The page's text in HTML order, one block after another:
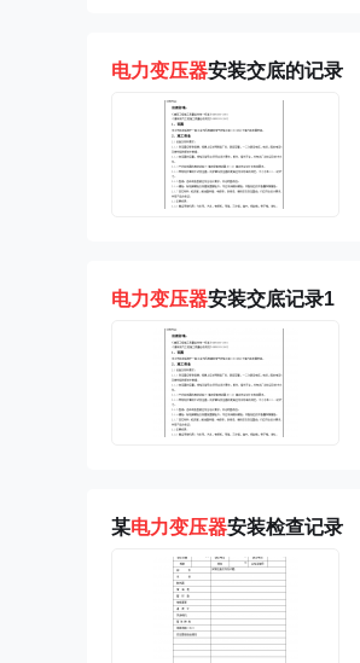
电力变压器安装交底的记录
电力变压器安装交底记录1
某电力变压器安装检查记录